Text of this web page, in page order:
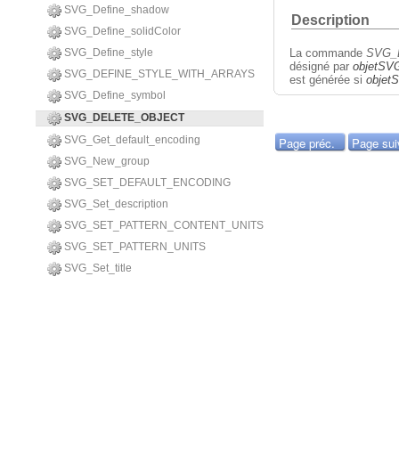
SVG_Define_shadow
SVG_Define_solidColor
SVG_Define_style
SVG_DEFINE_STYLE_WITH_ARRAYS
SVG_Define_symbol
SVG_DELETE_OBJECT
SVG_Get_default_encoding
SVG_New_group
SVG_SET_DEFAULT_ENCODING
SVG_Set_description
SVG_SET_PATTERN_CONTENT_UNITS
SVG_SET_PATTERN_UNITS
SVG_Set_title
Description
La commande
désigné par
est générée si
Page préc. Page